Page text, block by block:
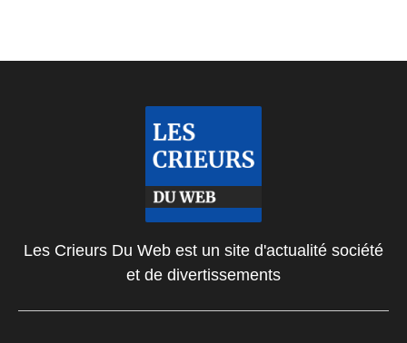
Les Crieurs Du Web est un site d'actualité société
et de divertissements